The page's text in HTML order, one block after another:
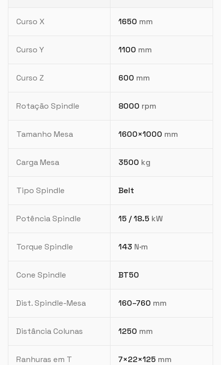
Curso X 1650 mm
Curso Y 1100 mm
Curso Z 600 mm
Rotação Spindle 8000 rpm
Tamanho Mesa 1600×1000 mm
Carga Mesa 3500 kg
Tipo Spindle Belt
Potência Spindle 15 / 18.5 kW
Torque Spindle 143 N·m
Cone Spindle BT50
Dist. Spindle-Mesa 160–760 mm
Distância Colunas 1250 mm
Ranhuras em T 7×22×125 mm